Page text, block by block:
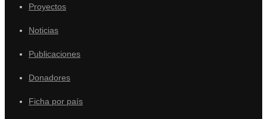
Proyectos
Noticias
Publicaciones
Donadores
Ficha por país